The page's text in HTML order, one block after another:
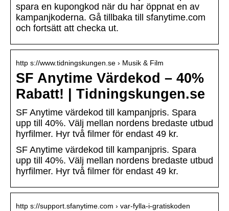
spara en kupongkod när du har öppnat en av
kampanjkoderna. Gå tillbaka till sfanytime.com
och fortsätt att checka ut.
http s://www.tidningskungen.se › Musik & Film
SF Anytime Värdekod – 40%
Rabatt! | Tidningskungen.se
SF Anytime värdekod till kampanjpris. Spara
upp till 40%. Välj mellan nordens bredaste utbud
hyrfilmer. Hyr två filmer för endast 49 kr.
SF Anytime värdekod till kampanjpris. Spara
upp till 40%. Välj mellan nordens bredaste utbud
hyrfilmer. Hyr två filmer för endast 49 kr.
http s://support.sfanytime.com › var-fylla-i-gratiskoden